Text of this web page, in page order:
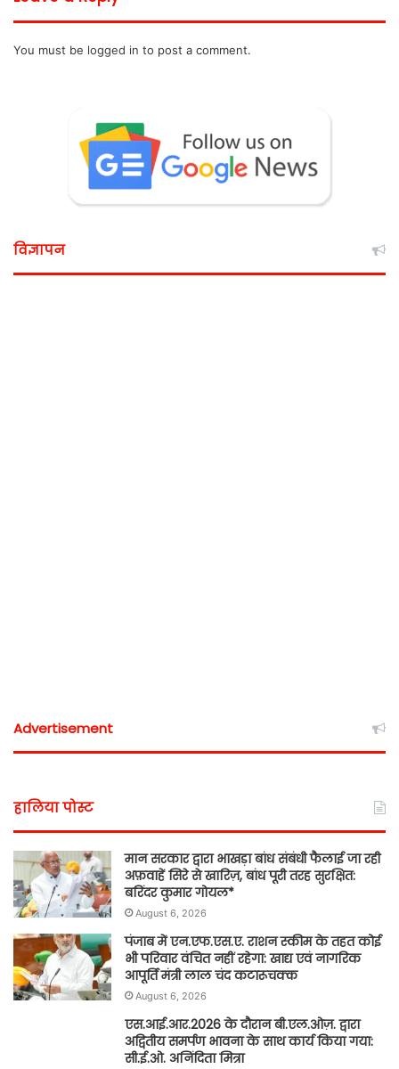
You must be logged in to post a comment.
विज्ञापन
Advertisement
हालिया पोस्ट
मान सरकार द्वारा भाखड़ा बांध संबंधी फैलाई जा रही
अफ़वाहें सिरे से खारिज़, बांध पूरी तरह सुरक्षित:
बरिंदर कुमार गोयल*
August 6, 2026
पंजाब में एन.एफ.एस.ए. राशन स्कीम के तहत कोई
भी परिवार वंचित नहीं रहेगा: खाद्य एवं नागरिक
आपूर्ति मंत्री लाल चंद कटारूचक्क
August 6, 2026
एस.आई.आर.2026 के दौरान बी.एल.ओज़. द्वारा
अद्वितीय समर्पण भावना के साथ कार्य किया गया:
सी.ई.ओ. अनिंदिता मित्रा